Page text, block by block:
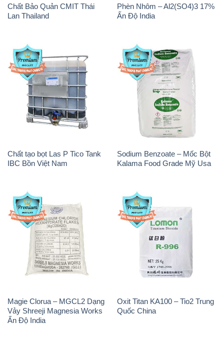
Chất Bảo Quản CMIT Thái
Lan Thailand
Phèn Nhôm – Al2(SO4)3 17%
Ấn Độ India
Chất tạo bọt Las P Tico Tank
IBC Bồn Việt Nam
Sodium Benzoate – Mốc Bột
Kalama Food Grade Mỹ Usa
Magie Clorua – MGCL2 Dạng
Vảy Shreeji Magnesia Works
Ấn Độ India
Oxit Titan KA100 – Tio2 Trung
Quốc China